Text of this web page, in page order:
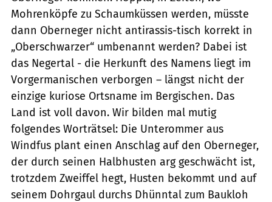
Mohrenköpfe zu Schaumküssen werden, müsste
dann Oberneger nicht antirassis-tisch korrekt in
„Oberschwarzer“ umbenannt werden? Dabei ist
das Negertal - die Herkunft des Namens liegt im
Vorgermanischen verborgen – längst nicht der
einzige kuriose Ortsname im Bergischen. Das
Land ist voll davon. Wir bilden mal mutig
folgendes Worträtsel: Die Unterommer aus
Windfus plant einen Anschlag auf den Oberneger,
der durch seinen Halbhusten arg geschwächt ist,
trotzdem Zweiffel hegt, Husten bekommt und auf
seinem Dohrgaul durchs Dhünntal zum Baukloh